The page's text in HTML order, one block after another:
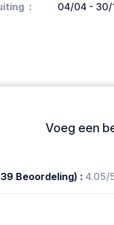
04/04 - 30/
Voeg een
Beoordeling) : 4.05/